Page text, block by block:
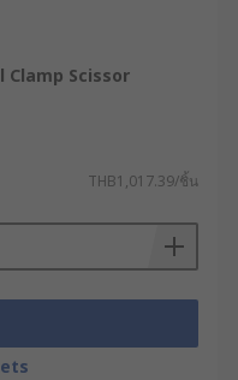
Scissors) ถูกนำ
งที่กรรไกรทั่วไป
ไฟทำได้รวดเร็ว
ำไฟฟ้าภายใน
เทคโนโลยีขั้นสูง
อร์ หรืออุปกรณ์
มาใช้ในงานที่
รตัดขาอุปกรณ์
งวงจร (PCB)
แม่นยำสูงสุด
กงาน ใช้จัดการ
Clamp Scissor
THB1,017.39/ชิ้น